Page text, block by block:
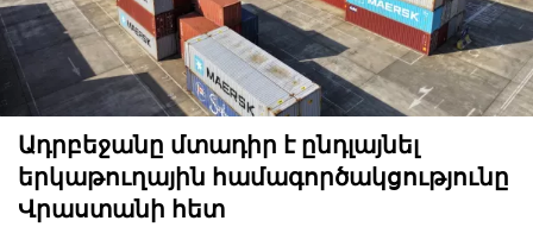
Ադրբեջանը մտադիր է ընդլայնել
երկաթուղային համագործակցությունը
Վրաստանի հետ